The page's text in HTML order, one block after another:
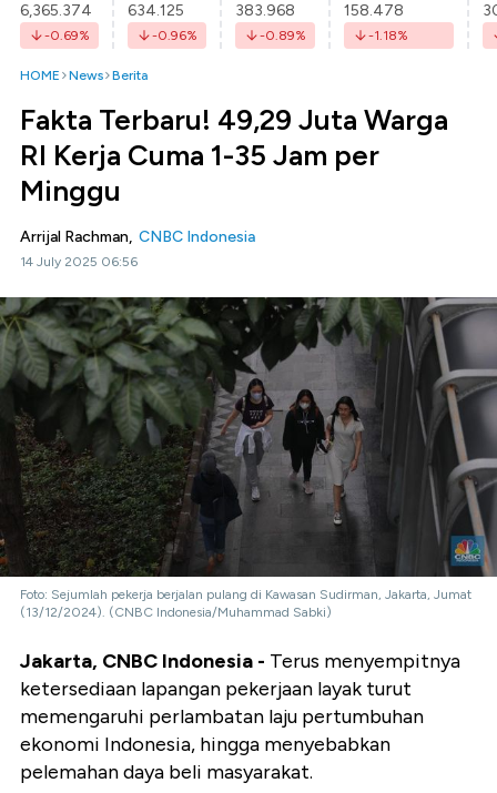
6,365.374
-0.69%
634.125
-0.96%
383.968
-0.89%
158.478
-1.18%
HOME News Berita
Fakta Terbaru! 49,29 Juta Warga
RI Kerja Cuma 1-35 Jam per
Minggu
Arrijal Rachman, CNBC Indonesia
14 July 2025 06:56
Foto: Sejumlah pekerja berjalan pulang di Kawasan Sudirman, Jakarta, Jumat
(13/12/2024). (CNBC Indonesia/Muhammad Sabki)
Jakarta, CNBC Indonesia - Terus menyempitnya
ketersediaan lapangan pekerjaan layak turut
memengaruhi perlambatan laju pertumbuhan
ekonomi Indonesia, hingga menyebabkan
pelemahan daya beli masyarakat.